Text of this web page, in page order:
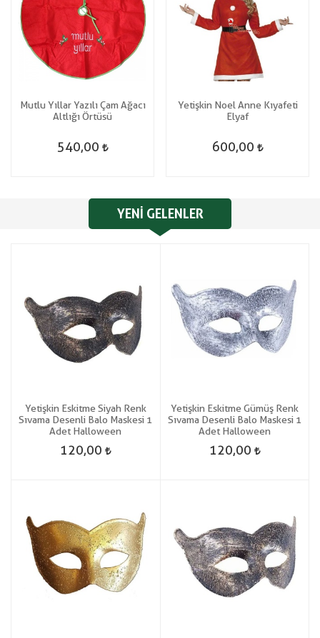
Mutlu Yıllar Yazılı Çam Ağacı
Altlığı Örtüsü
540,00
Yetişkin Noel Anne Kıyafeti
Elyaf
600,00
YENI GELENLER
Yetişkin Eskitme Siyah Renk
Sıvama Desenli Balo Maskesi 1
Adet Halloween
120,00
Yetişkin Eskitme Gümüş Renk
Sıvama Desenli Balo Maskesi 1
Adet Halloween
120,00